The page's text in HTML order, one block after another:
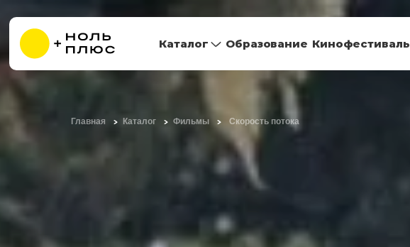
Каталог Образование Кинофестиваль
Главная Каталог Фильмы Скорость потока